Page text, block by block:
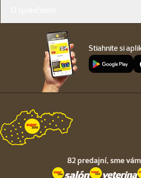
Stiahnite si
82 predajní, sme